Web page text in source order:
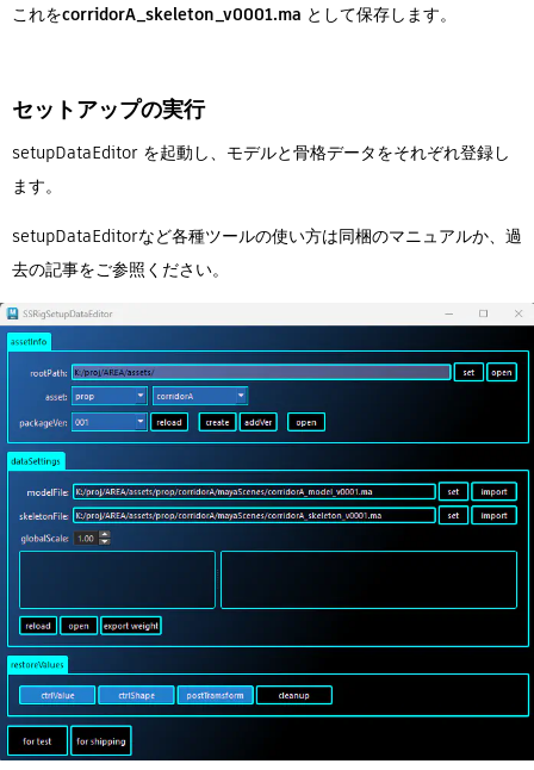
これをcorridorA_skeleton_v0001.ma として保存します。
セットアップの実行
setupDataEditor を起動し、モデルと骨格データをそれぞれ登録し
ます。
setupDataEditorなど各種ツールの使い方は同梱のマニュアルか、過
去の記事をご参照ください。